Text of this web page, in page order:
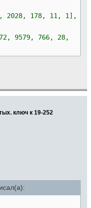
2028, 178, 11, 1],
9579, 766, 28,
ключ к 19-252